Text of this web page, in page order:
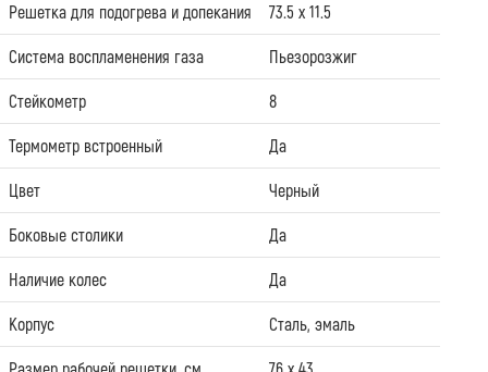
Решетка для подогрева и допекания 73.5 х 11.5
Система воспламенения газа Пьезорозжиг
Стейкометр 8
Термометр встроенный Да
Цвет Черный
Боковые столики Да
Наличие колес Да
Корпус Сталь, эмаль